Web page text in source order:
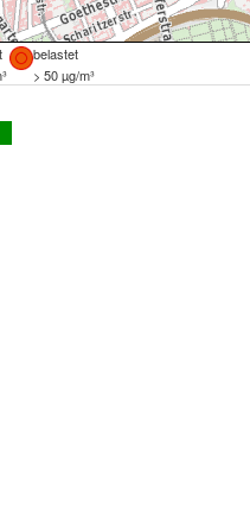
belastet
> 50 µg/m³